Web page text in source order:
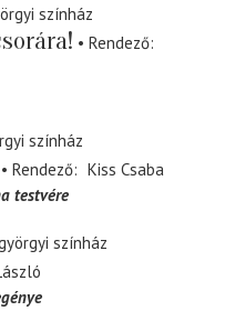
színház
Rendező
színház
Rendező
Kiss Csaba
testvére
színház